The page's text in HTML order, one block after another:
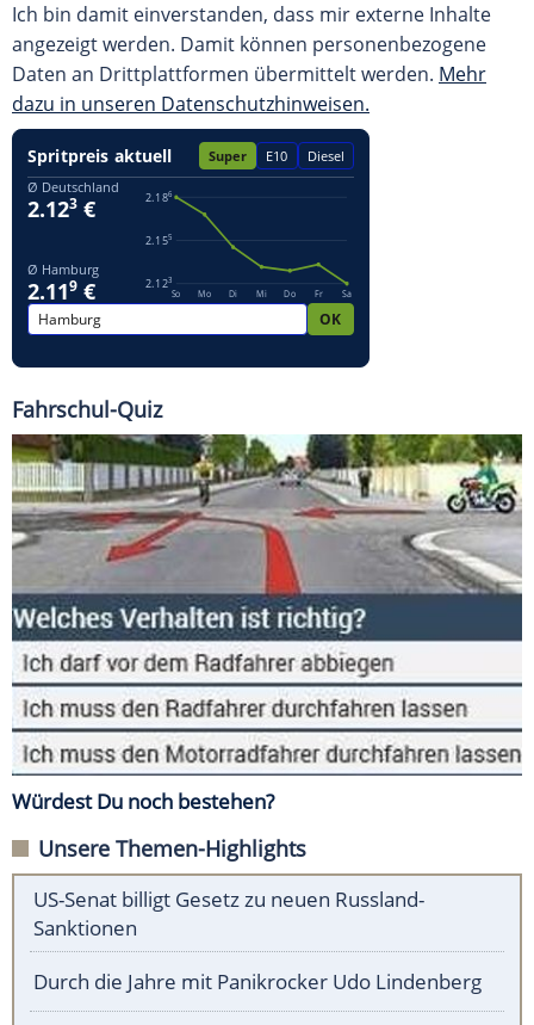
Ich bin damit einverstanden, dass mir externe Inhalte
angezeigt werden. Damit können personenbezogene
Daten an Drittplattformen übermittelt werden. Mehr
dazu in unseren Datenschutzhinweisen.
Fahrschul-Quiz
Würdest Du noch bestehen?
Unsere Themen-Highlights
US-Senat billigt Gesetz zu neuen Russland-
Sanktionen
Durch die Jahre mit Panikrocker Udo Lindenberg